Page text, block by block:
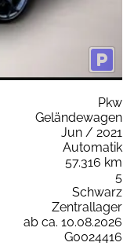
Pkw
Geländewagen
Jun / 2021
Automatik
57.316 km
5
Schwarz
Zentrallager
ab ca. 10.08.2026
G0024416